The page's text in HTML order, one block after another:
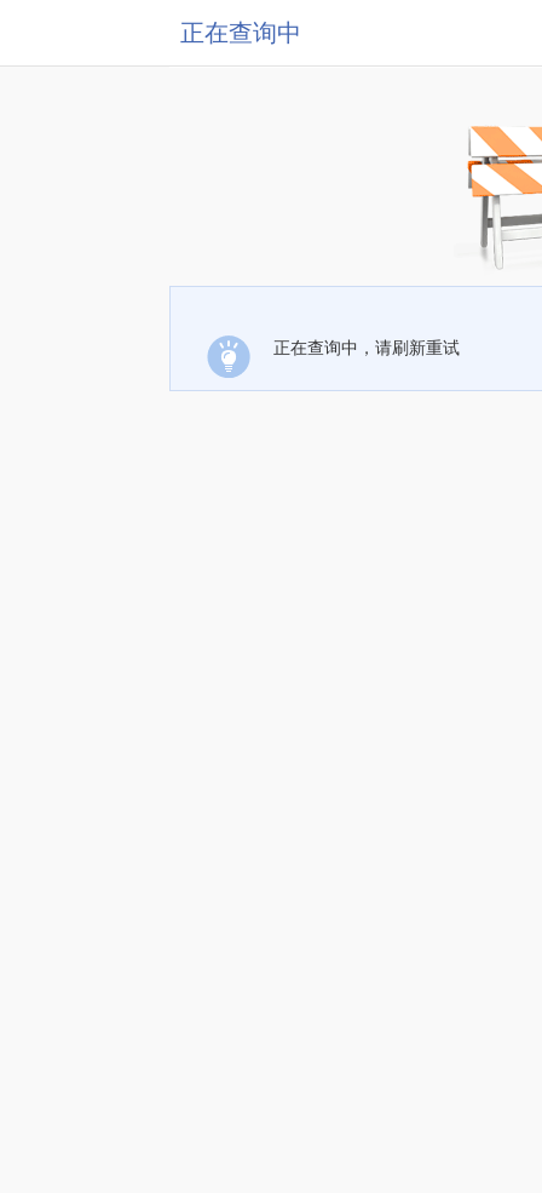
正在查询中
正在查询中，请刷新重试